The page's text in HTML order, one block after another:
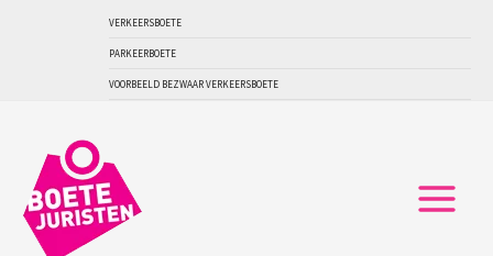
VERKEERSBOETE
PARKEERBOETE
VOORBEELD BEZWAAR VERKEERSBOETE